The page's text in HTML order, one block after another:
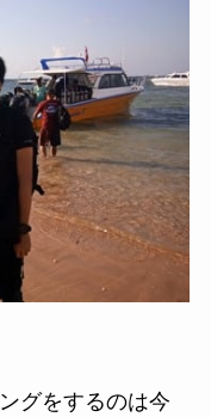
グをするのは今